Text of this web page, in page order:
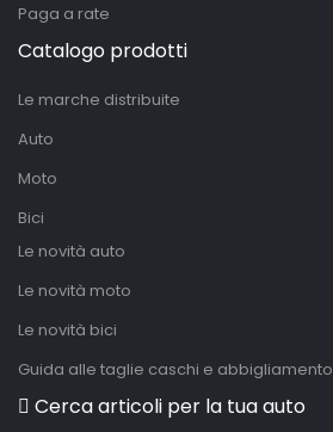
Paga a rate
Catalogo prodotti
Le marche distribuite
Auto
Moto
Bici
Le novità auto
Le novità moto
Le novità bici
Guida alle taglie caschi e abbigliamento
Cerca articoli per la tua auto